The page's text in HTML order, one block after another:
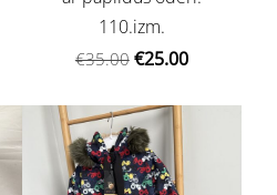
110.izm.
€35.00 €25.00